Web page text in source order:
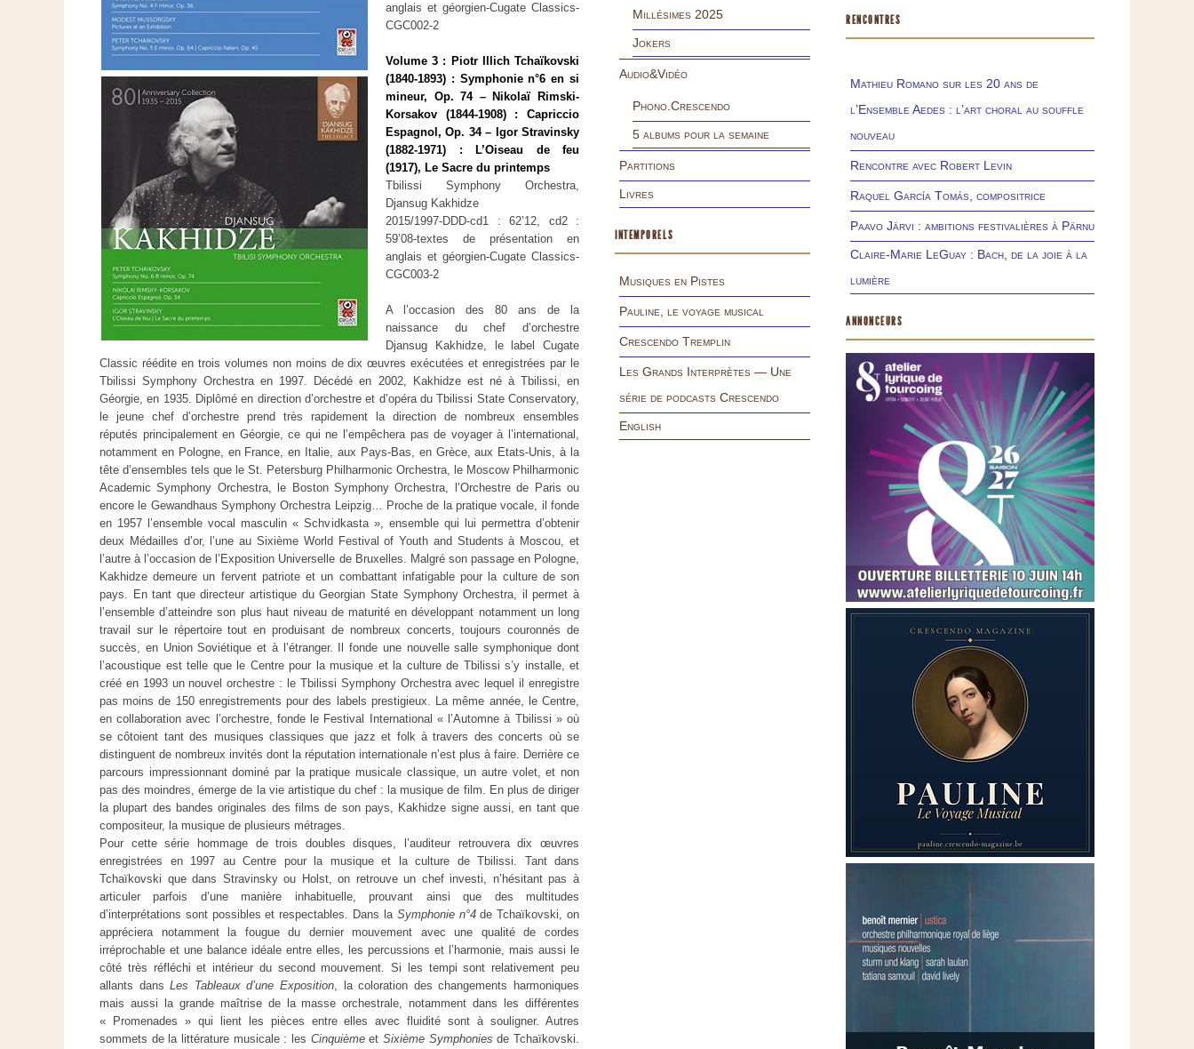
anglais et géorgien-Cugate Classics-
CGC002-2
Volume 3 : Piotr Illich Tchaïkovski
(1840-1893) : Symphonie n°6 en si
mineur, Op. 74 – Nikolaï Rimski-
Korsakov (1844-1908) : Capriccio
Espagnol, Op. 34 – Igor Stravinsky
(1882-1971) : L’Oiseau de feu
(1917), Le Sacre du printemps
Tbilissi Symphony Orchestra,
Djansug Kakhidze
2015/1997-DDD-cd1 : 62’12, cd2 :
59’08-textes de présentation en
anglais et géorgien-Cugate Classics-
CGC003-2
A l’occasion des 80 ans de la
naissance du chef d’orchestre
Djansug Kakhidze, le label Cugate
Classic réédite en trois volumes non moins de dix œuvres exécutées et enregistrées par le
Tbilissi Symphony Orchestra en 1997. Décédé en 2002, Kakhidze est né à Tbilissi, en
Géorgie, en 1935. Diplômé en direction d’orchestre et d’opéra du Tbilissi State Conservatory,
le jeune chef d’orchestre prend très rapidement la direction de nombreux ensembles
réputés principalement en Géorgie, ce qui ne l’empêchera pas de voyager à l’international,
notamment en Pologne, en France, en Italie, aux Pays-Bas, en Grèce, aux Etats-Unis, à la
tête d’ensembles tels que le St. Petersburg Philharmonic Orchestra, le Moscow Philharmonic
Academic Symphony Orchestra, le Boston Symphony Orchestra, l’Orchestre de Paris ou
encore le Gewandhaus Symphony Orchestra Leipzig… Proche de la pratique vocale, il fonde
en 1957 l’ensemble vocal masculin « Schvidkasta », ensemble qui lui permettra d’obtenir
deux Médailles d’or, l’une au Sixième World Festival of Youth and Students à Moscou, et
l’autre à l’occasion de l’Exposition Universelle de Bruxelles. Malgré son passage en Pologne,
Kakhidze demeure un fervent patriote et un combattant infatigable pour la culture de son
pays. En tant que directeur artistique du Georgian State Symphony Orchestra, il permet à
l’ensemble d’atteindre son plus haut niveau de maturité en développant notamment un long
travail sur le répertoire tout en produisant de nombreux concerts, toujours couronnés de
succès, en Union Soviétique et à l’étranger. Il fonde une nouvelle salle symphonique dont
l’acoustique est telle que le Centre pour la musique et la culture de Tbilissi s’y installe, et
créé en 1993 un nouvel orchestre : le Tbilissi Symphony Orchestra avec lequel il enregistre
pas moins de 150 enregistrements pour des labels prestigieux. La même année, le Centre,
en collaboration avec l’orchestre, fonde le Festival International « l’Automne à Tbilissi » où
se côtoient tant des musiques classiques que jazz et folk à travers des concerts où se
distinguent de nombreux invités dont la réputation internationale n’est plus à faire. Derrière ce
parcours impressionnant dominé par la pratique musicale classique, un autre volet, et non
pas des moindres, émerge de la vie artistique du chef : la musique de film. En plus de diriger
la plupart des bandes originales des films de son pays, Kakhidze signe aussi, en tant que
compositeur, la musique de plusieurs métrages.
Pour cette série hommage de trois doubles disques, l’auditeur retrouvera dix œuvres
enregistrées en 1997 au Centre pour la musique et la culture de Tbilissi. Tant dans
Tchaïkovski que dans Stravinsky ou Holst, on retrouve un chef investi, n’hésitant pas à
articuler parfois d’une manière inhabituelle, prouvant ainsi que des multitudes
d’interprétations sont possibles et respectables. Dans la Symphonie n°4de Tchaïkovski, on
appréciera notamment la fougue du dernier mouvement avec une qualité de cordes
irréprochable et une balance idéale entre elles, les percussions et l’harmonie, mais aussi le
côté très réfléchi et intérieur du second mouvement. Si les tempi sont relativement peu
allants dansLes Tableaux d’une Exposition, la coloration des changements harmoniques
mais aussi la grande maîtrise de la masse orchestrale, notamment dans les différentes
« Promenades » qui lient les pièces entre elles avec fluidité sont à souligner. Autres
sommets de la littérature musicale : les CinquièmeetSixième Symphonies de Tchaïkovski.
Millésimes 2025
Jokers
Audio&Vidéo
Phono.Crescendo
5 albums pour la semaine
Partitions
Livres
INTEMPORELS
Musiques en Pistes
Pauline, le voyage musical
Crescendo Tremplin
Les Grands Interprètes — Une
série de podcasts Crescendo
English
RENCONTRES
Mathieu Romano sur les 20 ans de
l’Ensemble Aedes : l’art choral au souffle
nouveau
Rencontre avec Robert Levin
Raquel García Tomás, compositrice
Paavo Järvi : ambitions festivalières à Pärnu
Claire-Marie LeGuay : Bach, de la joie à la
lumière
ANNONCEURS